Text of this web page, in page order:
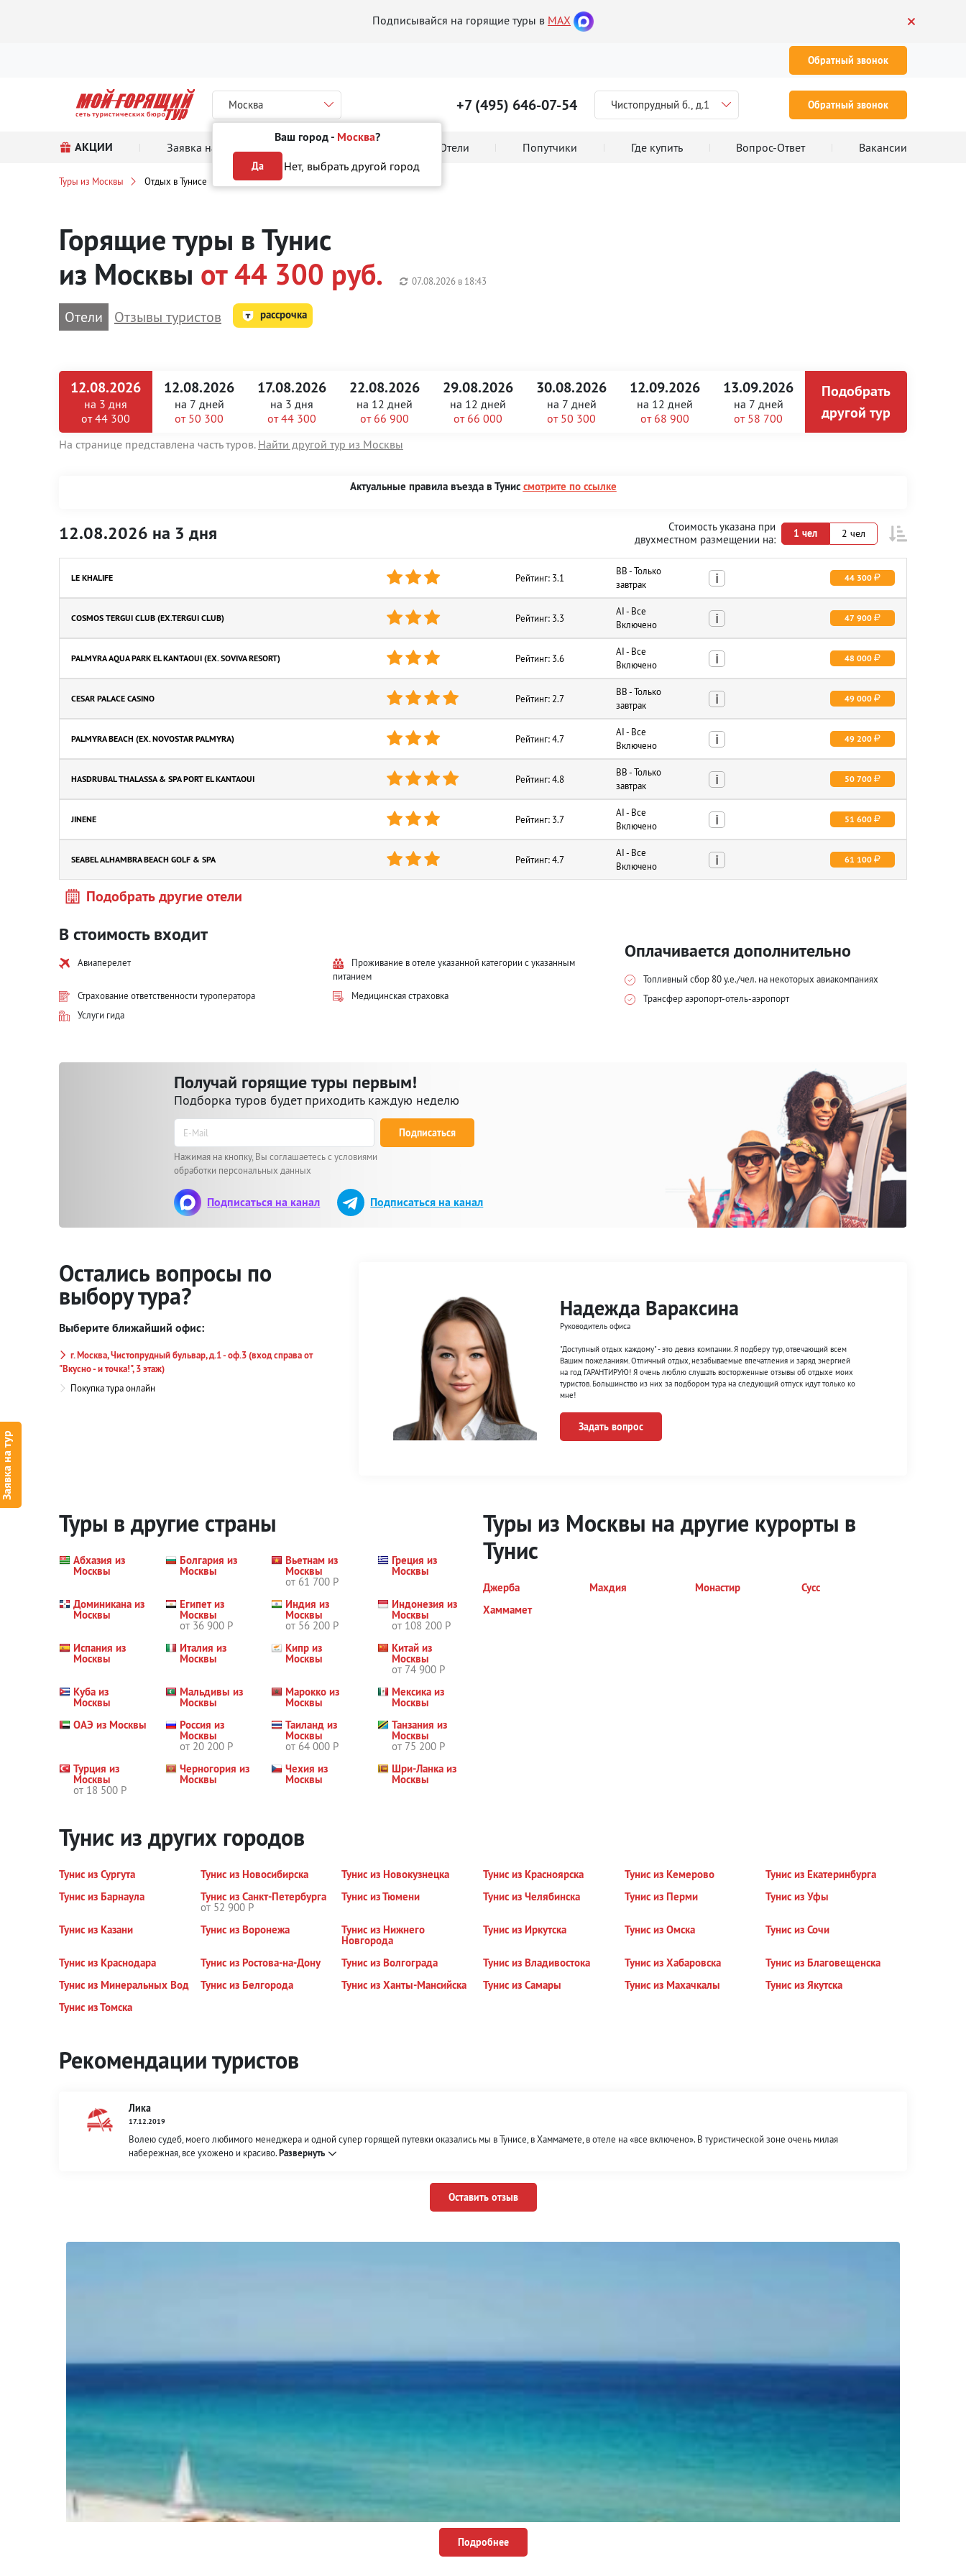
Заявка на тур
Подписывайся на горящие туры в MAX
Обратный звонок
Москва
Ваш город - Москва?
Да Нет, выбрать другой город
+7 (495) 646-07-54 Чистопрудный б., д.1 Обратный звонок
АКЦИИ Заявка на тур Поиск тура онлайн Отели Попутчики Где купить Вопрос-Ответ Вакансии
Туры из Москвы Отдых в Тунисе
Горящие туры в Тунис
из Москвы от 44 300 руб. 07.08.2026 в 18:43
Отели Отзывы туристов рассрочка
12.08.2026
на 3 дня
от 44 300
12.08.2026
на 7 дней
от 50 300
17.08.2026
на 3 дня
от 44 300
22.08.2026
на 12 дней
от 66 900
29.08.2026
на 12 дней
от 66 000
30.08.2026
на 7 дней
от 50 300
12.09.2026
на 12 дней
от 68 900
13.09.2026
на 7 дней
от 58 700
Подобрать
другой тур
На странице представлена часть туров. Найти другой тур из Москвы
Актуальные правила въезда в Тунис смотрите по ссылке
12.08.2026 на 3 дня
Стоимость указана при
двухместном размещении на:
1 чел 2 чел
LE KHALIFE  Рейтинг: 3.1
BB - Только
завтрак
i 44 300
COSMOS TERGUI CLUB (EX.TERGUI CLUB)  Рейтинг: 3.3
AI - Все
Включено
i 47 900
PALMYRA AQUA PARK EL KANTAOUI (EX. SOVIVA RESORT)  Рейтинг: 3.6
AI - Все
Включено
i 48 000
CESAR PALACE CASINO  Рейтинг: 2.7
BB - Только
завтрак
i 49 000
PALMYRA BEACH (EX. NOVOSTAR PALMYRA)  Рейтинг: 4.7
AI - Все
Включено
i 49 200
HASDRUBAL THALASSA & SPA PORT EL KANTAOUI  Рейтинг: 4.8
BB - Только
завтрак
i 50 700
JINENE  Рейтинг: 3.7
AI - Все
Включено
i 51 600
SEABEL ALHAMBRA BEACH GOLF & SPA  Рейтинг: 4.7
AI - Все
Включено
i 61 100
Подобрать другие отели
В стоимость входит
Авиаперелет
Проживание в отеле указанной категории с указанным
питанием
Страхование ответственности туроператора
Медицинская страховка
Услуги гида
Оплачивается дополнительно
Топливный сбор 80 у.е./чел. на некоторых авиакомпаниях
Трансфер аэропорт-отель-аэропорт
Получай горящие туры первым!
Подборка туров будет приходить каждую неделю
Подписаться
Нажимая на кнопку, Вы соглашаетесь с условиями
обработки персональных данных
Подписаться на канал Подписаться на канал
Остались вопросы по
выбору тура?
Выберите ближайший офис:
г. Москва, Чистопрудный бульвар, д.1 - оф.3 (вход справа от
"Вкусно - и точка!", 3 этаж)
Покупка тура онлайн
Надежда Вараксина
Руководитель офиса
"Доступный отдых каждому" - это девиз компании. Я подберу тур, отвечающий всем
Вашим пожеланиям. Отличный отдых, незабываемые впечатления и заряд энергией
на год ГАРАНТИРУЮ! Я очень люблю слушать восторженные отзывы об отдыхе моих
туристов. Большинство из них за подбором тура на следующий отпуск идут только ко
мне!
Задать вопрос
Туры в другие страны
Абхазия из
Москвы
Болгария из
Москвы
Вьетнам из
Москвы
от 61 700 Р
Греция из
Москвы
Доминикана из
Москвы
Египет из
Москвы
от 36 900 Р
Индия из
Москвы
от 56 200 Р
Индонезия из
Москвы
от 108 200 Р
Испания из
Москвы
Италия из
Москвы
Кипр из
Москвы
Китай из
Москвы
от 74 900 Р
Куба из
Москвы
Мальдивы из
Москвы
Марокко из
Москвы
Мексика из
Москвы
ОАЭ из Москвы
Россия из
Москвы
от 20 200 Р
Таиланд из
Москвы
от 64 000 Р
Танзания из
Москвы
от 75 200 Р
Турция из
Москвы
от 18 500 Р
Черногория из
Москвы
Чехия из
Москвы
Шри-Ланка из
Москвы
Туры из Москвы на другие курорты в
Тунис
Джерба Махдия Монастир
Сусс
Хаммамет
Тунис из других городов
Тунис из Сургута Тунис из Новосибирска Тунис из Новокузнецка Тунис из Красноярска Тунис из Кемерово
Тунис из Екатеринбурга
Тунис из Барнаула
Тунис из Санкт-Петербурга
от 52 900 Р
Тунис из Тюмени Тунис из Челябинска Тунис из Перми Тунис из Уфы
Тунис из Казани Тунис из Воронежа Тунис из Нижнего
Новгорода
Тунис из Иркутска Тунис из Омска Тунис из Сочи
Тунис из Краснодара Тунис из Ростова-на-Дону Тунис из Волгограда Тунис из Владивостока Тунис из Хабаровска
Тунис из Благовещенска
Тунис из Минеральных Вод
Тунис из Белгорода Тунис из Ханты-Мансийска Тунис из Самары Тунис из Махачкалы
Тунис из Якутска
Тунис из Томска
Рекомендации туристов
Лика
17.12.2019
Волею судеб, моего любимого менеджера и одной супер горящей путевки оказались мы в Тунисе, в Хаммамете, в отеле на «все включено». В туристической зоне очень милая
набережная, все ухожено и красиво.Развернуть
Оставить отзыв
Подробнее